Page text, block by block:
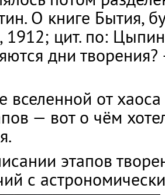
О книге Бытия,
1912; цит. по:
дни
вселенной от
— вот о чём
этапов
с